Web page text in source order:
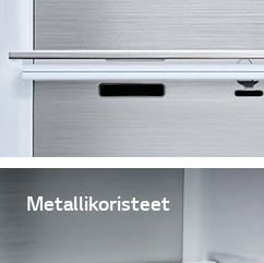
Metallikoristeet